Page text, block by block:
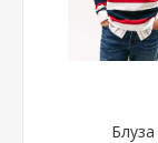
Блуза